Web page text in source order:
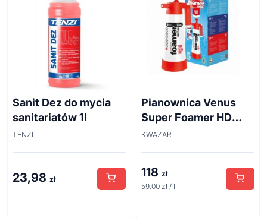
Sanit Dez do mycia
sanitariatów 1l
TENZI
23,98 zł
Pianownica Venus
Super Foamer HD
acid line 2L
KWAZAR
118 zł
59.00 zł / l